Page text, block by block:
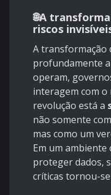
🌐A
riscos
A transformação
profundamente
operam,
interagem com o
revolução está a
não somente
mas como um
Em um ambiente
proteger dados,
críticas tornou-